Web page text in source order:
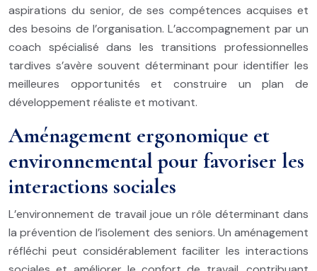
aspirations du senior, de ses compétences acquises et
des besoins de l’organisation. L’accompagnement par un
coach spécialisé dans les transitions professionnelles
tardives s’avère souvent déterminant pour identifier les
meilleures opportunités et construire un plan de
développement réaliste et motivant.
Aménagement ergonomique et
environnemental pour favoriser les
interactions sociales
L’environnement de travail joue un rôle déterminant dans
la prévention de l’isolement des seniors. Un aménagement
réfléchi peut considérablement faciliter les interactions